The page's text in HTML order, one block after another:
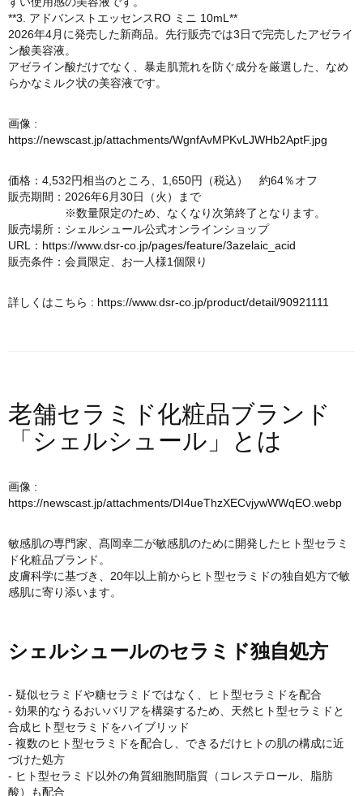
**3. アドバンストエッセンスRO ミニ 10mL**
2026年4月に発売した新商品。先行販売では3日で完売したアゼライ
ン酸美容液。
アゼライン酸だけでなく、暴走肌荒れを防ぐ成分を厳選した、なめ
らかなミルク状の美容液です。
画像 :
https://newscast.jp/attachments/WgnfAvMPKvLJWHb2AptF.jpg
価格：4,532円相当のところ、1,650円（税込） 約64％オフ
販売期間：2026年6月30日（火）まで
※数量限定のため、なくなり次第終了となります。
販売場所：シェルシュール公式オンラインショップ
URL： https://www.dsr-co.jp/pages/feature/3azelaic_acid
販売条件：会員限定、お一人様1個限り
詳しくはこちら : https://www.dsr-co.jp/product/detail/90921111
老舗セラミド化粧品ブランド
「シェルシュール」とは
画像 :
https://newscast.jp/attachments/DI4ueThzXECvjywWWqEO.webp
敏感肌の専門家、髙岡幸二が敏感肌のために開発したヒト型セラミ
ド化粧品ブランド。
皮膚科学に基づき、20年以上前からヒト型セラミドの独自処方で敏
感肌に寄り添います。
シェルシュールのセラミド独自処方
- 疑似セラミドや糖セラミドではなく、ヒト型セラミドを配合
- 効果的なうるおいバリアを構築するため、天然ヒト型セラミドと
合成ヒト型セラミドをハイブリッド
- 複数のヒト型セラミドを配合し、できるだけヒトの肌の構成に近
づけた処方
- ヒト型セラミド以外の角質細胞間脂質（コレステロール、脂肪
酸）も配合